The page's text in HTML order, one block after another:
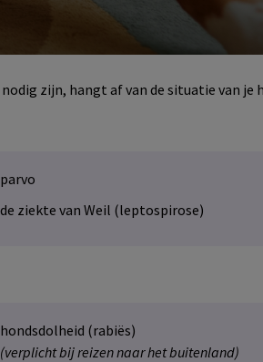
zijn, hangt af van de situatie van je
parvo
de ziekte van Weil (leptospirose)
hondsdolheid (rabiës)
(verplicht bij reizen naar het buitenland)